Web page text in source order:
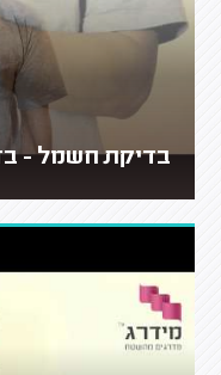
בדיקת חשמל -